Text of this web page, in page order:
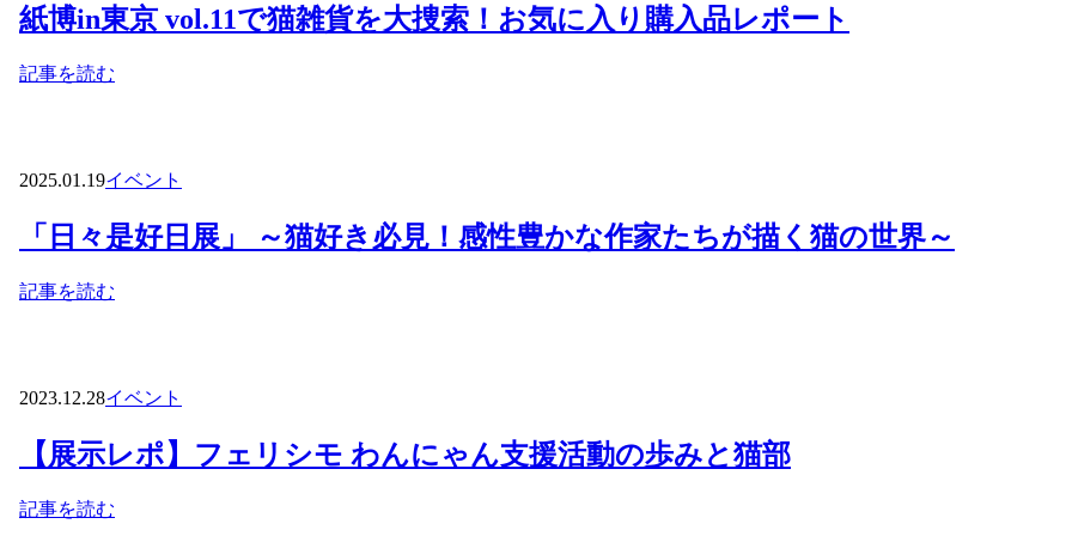
紙博in東京 vol.11で猫雑貨を大捜索！お気に入り購入品レポート
記事を読む
2025.01.19イベント
「日々是好日展」 ～猫好き必見！感性豊かな作家たちが描く猫の世界～
記事を読む
2023.12.28イベント
【展示レポ】フェリシモ わんにゃん支援活動の歩みと猫部
記事を読む